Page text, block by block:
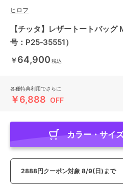
ヒロフ
【チッタ】レザートートバッ
号：P25‐35551）
￥64,900 税込
各種特典利用でさらに
￥6,888 OFF
カラー・サイ
2888円クーポン対象 8/9(日)まで